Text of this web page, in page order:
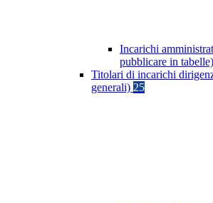
Incarichi
pubblicare in tabelle)
Titolari di incarichi
generali) 25